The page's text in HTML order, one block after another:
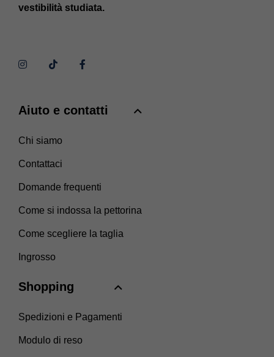
vestibilità studiata.
Aiuto e contatti
Chi siamo
Contattaci
Domande frequenti
Come si indossa la pettorina
Come scegliere la taglia
Ingrosso
Shopping
Spedizioni e Pagamenti
Modulo di reso